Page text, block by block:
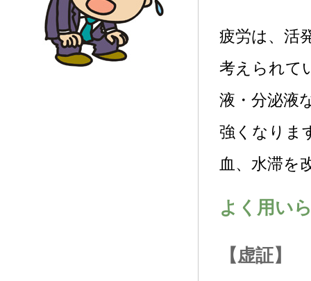
疲労は、活
考えられて
液・分泌液
強くなりま
血、水滞を
よく用い
【虚証】